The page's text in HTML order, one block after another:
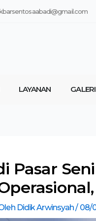
LAYANAN GALERI
Pasar
Didik Arwinsyah/ 08/